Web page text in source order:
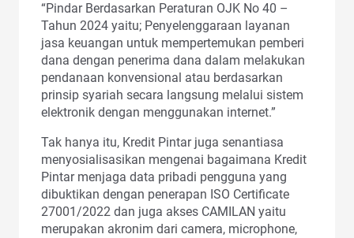
“Pindar Berdasarkan Peraturan OJK No 40 –
Tahun 2024 yaitu; Penyelenggaraan layanan
jasa keuangan untuk mempertemukan pemberi
dana dengan penerima dana dalam melakukan
pendanaan konvensional atau berdasarkan
prinsip syariah secara langsung melalui sistem
elektronik dengan menggunakan internet.”
Tak hanya itu, Kredit Pintar juga senantiasa
menyosialisasikan mengenai bagaimana Kredit
Pintar menjaga data pribadi pengguna yang
dibuktikan dengan penerapan ISO Certificate
27001/2022 dan juga akses CAMILAN yaitu
merupakan akronim dari camera, microphone,